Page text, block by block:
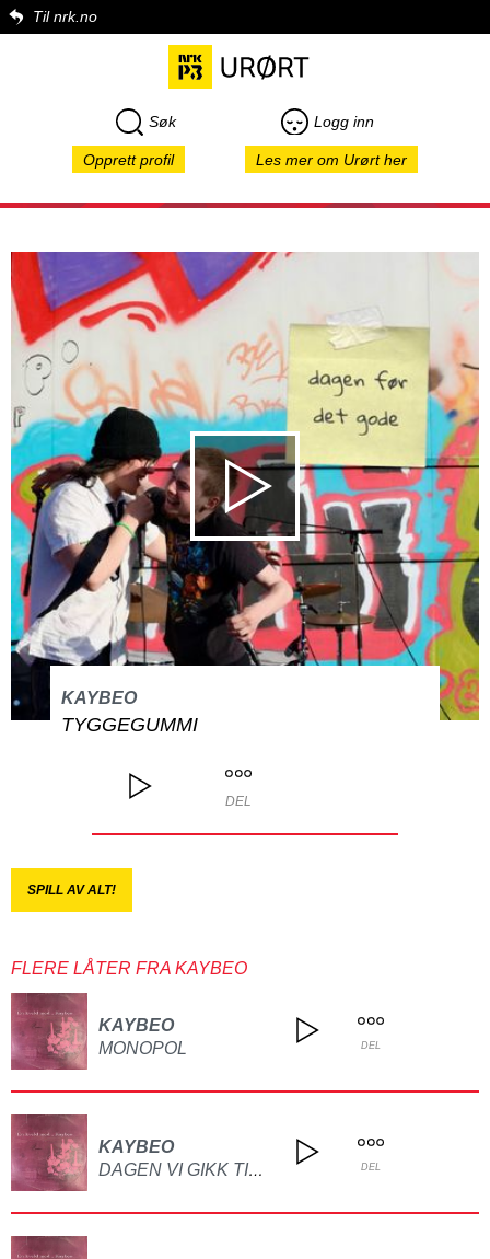
Til nrk.no
Søk Logg inn
Opprett profil Les mer om Urørt her
KAYBEO
TYGGEGUMMI
DEL
SPILL AV ALT!
FLERE LÅTER FRA KAYBEO
KAYBEO
MONOPOL
DEL
KAYBEO
DAGEN VI GIKK TIL SKOLEN SAMMEN DEL